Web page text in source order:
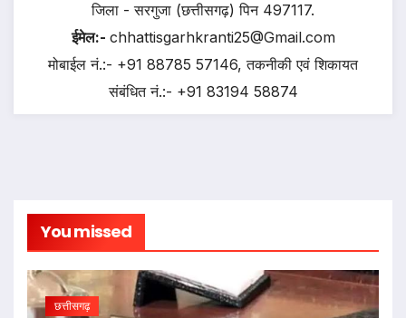
जिला - सरगुजा (छत्तीसगढ़) पिन 497117.
ईमेल:- chhattisgarhkranti25@Gmail.com
मोबाईल नं.:- +91 88785 57146, तकनीकी एवं शिकायत
संबंधित नं.:- +91 83194 58874
You missed
छत्तीसगढ़